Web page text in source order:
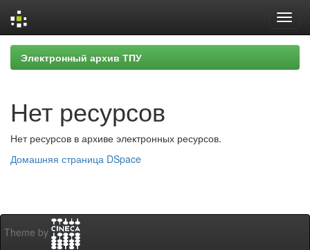
Skip
navigation
Электронный архив ТПУ
Нет ресурсов
Нет ресурсов в архиве электронных ресурсов.
Домашняя страница DSpace
Theme by